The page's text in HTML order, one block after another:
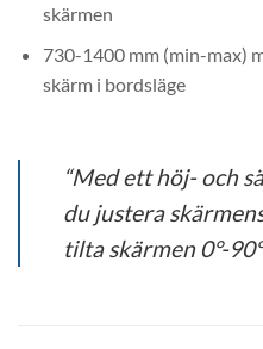
skärmen
730-1400 mm (min-max)
skärm i bordsläge
“Med ett höj- och
du justera
tilta skärmen 0°-